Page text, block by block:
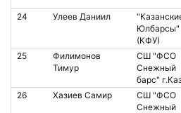
24
Улеев Даниил
Юлбарсы"
(КФУ)
25
Филимонов
Тимур
СШ "ФСО
Снежный
барс"
26 Хазиев Самир
СШ "ФСО
Снежный